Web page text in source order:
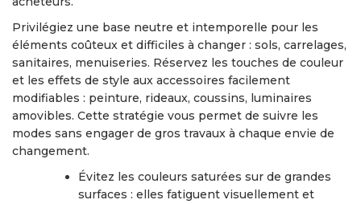
Privilégiez une base neutre et intemporelle pour les
éléments coûteux et difficiles à changer : sols, carrelages,
sanitaires, menuiseries. Réservez les touches de couleur
et les effets de style aux accessoires facilement
modifiables : peinture, rideaux, coussins, luminaires
amovibles. Cette stratégie vous permet de suivre les
modes sans engager de gros travaux à chaque envie de
changement.
Évitez les couleurs saturées sur de grandes
surfaces : elles fatiguent visuellement et